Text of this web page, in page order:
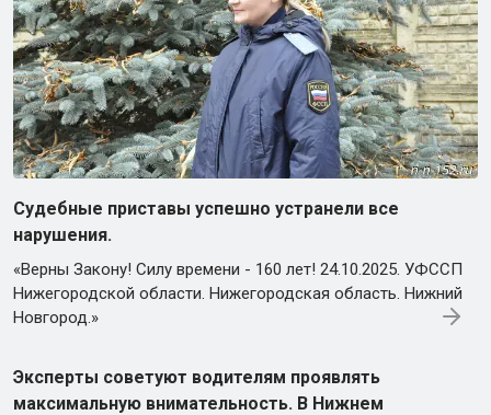
Судебные приставы успешно устранели все
нарушения.
«Верны Закону! Силу времени - 160 лет! 24.10.2025. УФССП
Нижегородской области. Нижегородская область. Нижний
Новгород.»
Эксперты советуют водителям проявлять
максимальную внимательность. В Нижнем